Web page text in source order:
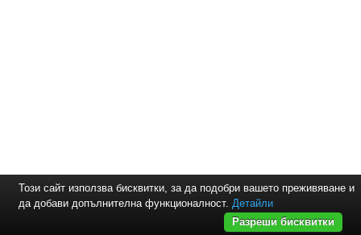
Този сайт използва бисквитки, за да подобри вашето преживяване и
да добави допълнителна функционалност. Детайли
Разреши бисквитки